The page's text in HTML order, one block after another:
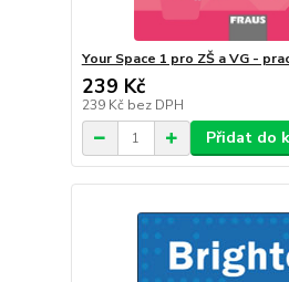
Your Space 1 pro ZŠ a VG -
239 Kč
239 Kč bez DPH
Přidat do